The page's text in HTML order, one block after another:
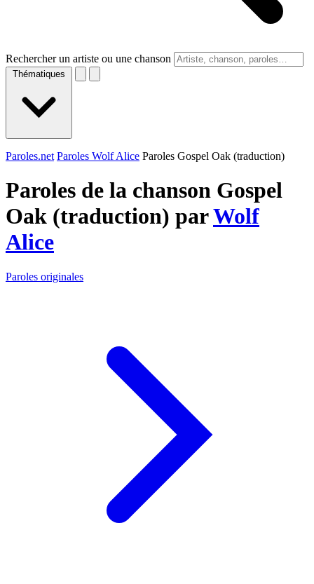
Rechercher un artiste ou une chanson
Thématiques
Paroles.net Paroles Wolf Alice Paroles Gospel Oak (traduction)
Paroles de la chanson Gospel
Oak (traduction) parWolf
Alice
Paroles originales